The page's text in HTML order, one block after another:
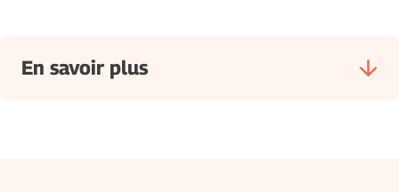
En savoir plus